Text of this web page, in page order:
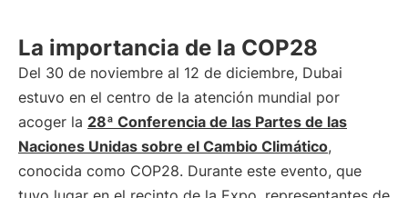
La importancia de la COP28
Del 30 de noviembre al 12 de diciembre, Dubai
estuvo en el centro de la atención mundial por
acoger la 28ª Conferencia de las Partes de las
Naciones Unidas sobre el Cambio Climático,
conocida como COP28. Durante este evento, que